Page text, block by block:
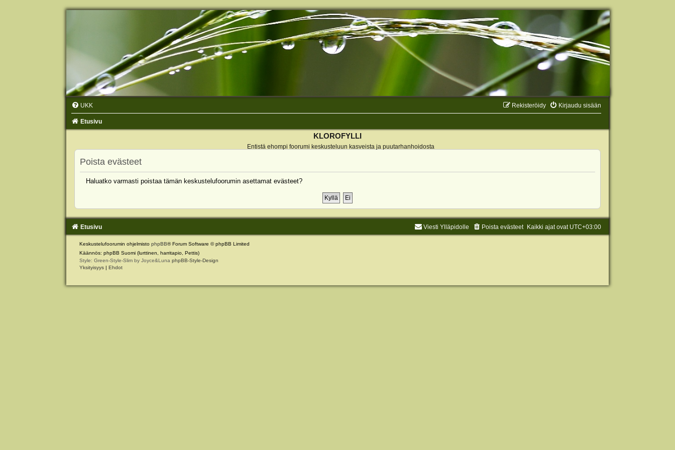
UKK Kirjaudu sisään
Rekisteröidy
Etusivu
KLOROFYLLI
Entistä ehompi foorumi keskusteluun kasveista ja puutarhanhoidosta
Poista evästeet
Haluatko varmasti poistaa tämän keskustelufoorumin asettamat evästeet?
Etusivu Kaikki ajat ovat UTC+03:00
Poista evästeet
Viesti Ylläpidolle
Keskustelufoorumin ohjelmisto phpBB® Forum Software © phpBB Limited
Käännös: phpBB Suomi (lurttinen, harritapio, Pettis)
Style: Green-Style-Slim by Joyce&Luna phpBB-Style-Design
Yksityisyys | Ehdot